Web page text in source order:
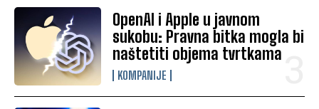
OpenAI i Apple u javnom
sukobu: Pravna bitka mogla bi
naštetiti objema tvrtkama
KOMPANIJE